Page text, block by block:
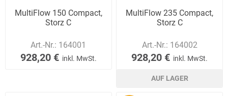
MultiFlow 150 Compact,
Storz C
Art.-Nr.: 164001
928,20 € inkl. MwSt.
MultiFlow 235 Compact,
Storz C
Art.-Nr.: 164002
928,20 € inkl. MwSt.
AUF LAGER